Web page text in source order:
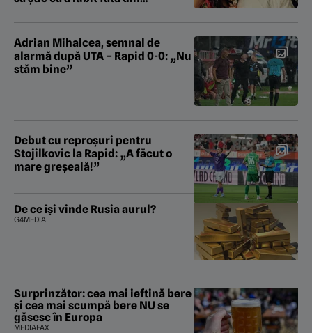
Adrian Mihalcea, semnal de
alarmă după UTA – Rapid 0-0: „Nu
stăm bine”
Debut cu reproșuri pentru
Stojilkovic la Rapid: „A făcut o
mare greșeală!”
De ce își vinde Rusia aurul?
G4MEDIA
Surprinzător: cea mai ieftină bere
și cea mai scumpă bere NU se
găsesc în Europa
MEDIAFAX